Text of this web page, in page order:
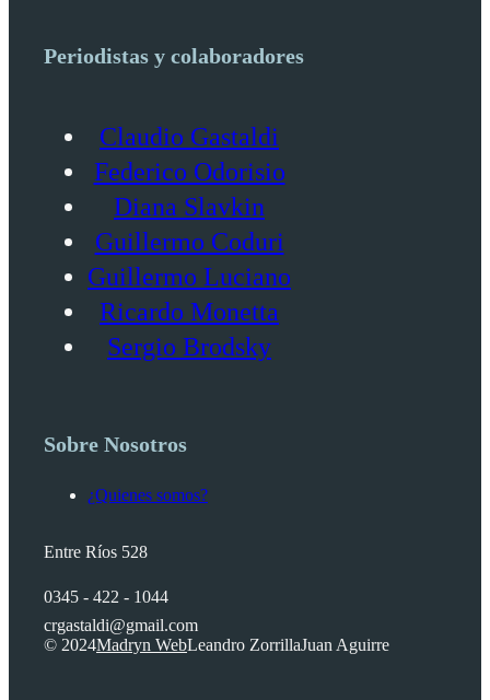
Periodistas y colaboradores
Claudio Gastaldi
Federico Odorisio
Diana Slavkin
Guillermo Coduri
Guillermo Luciano
Ricardo Monetta
Sergio Brodsky
Sobre Nosotros
¿Quienes somos?
Entre Ríos 528
0345 - 422 - 1044
crgastaldi@gmail.com
© 2024Madryn WebLeandro ZorrillaJuan Aguirre